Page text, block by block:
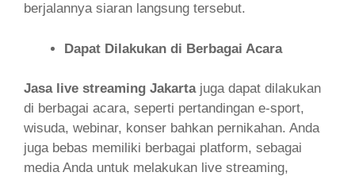
berjalannya siaran langsung tersebut.
Dapat Dilakukan di Berbagai Acara
Jasa live streaming Jakartajuga dapat dilakukan
di berbagai acara, seperti pertandingan e-sport,
wisuda, webinar, konser bahkan pernikahan. Anda
juga bebas memiliki berbagai platform, sebagai
media Anda untuk melakukan live streaming,